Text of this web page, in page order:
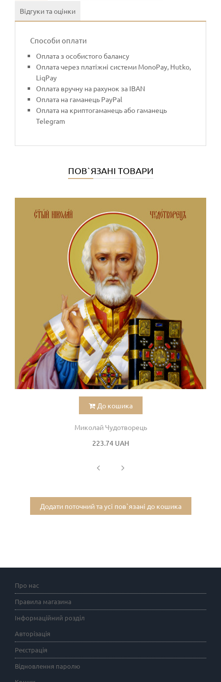
Відгуки та оцінки
Способи оплати
Оплата з особистого балансу
Оплата через платіжні системи MonoPay, Hutko,
LiqPay
Оплата вручну на рахунок за IBAN
Оплата на гаманець PayPal
Оплата на криптогаманець або гаманець
Telegram
ПОВ`ЯЗАНІ ТОВАРИ
До кошика
Миколай Чудотворець
223.74 UAH
Додати поточний та усі пов`язані до кошика
Про нас
Правила магазина
Інформаційний розділ
Авторізація
Реєстрація
Відновлення паролю